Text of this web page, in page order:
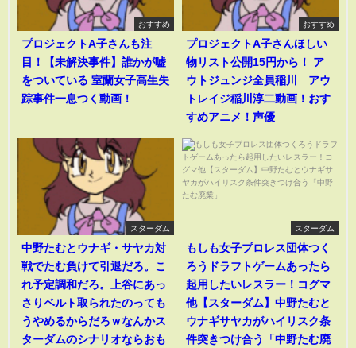
おすすめ
プロジェクトA子さんも注
目！【未解決事件】誰かが嘘
をついている 室蘭女子高生失
踪事件一息つく動画！
おすすめ
プロジェクトA子さんほしい
物リスト公開15円から！ ア
ウトジュンジ全員稲川 アウ
トレイジ稲川淳二動画！おす
すめアニメ！声優
スターダム
中野たむとウナギ・サヤカ対
戦でたむ負けて引退だろ。こ
れ予定調和だろ。上谷にあっ
さりベルト取られたのっても
うやめるからだろｗなんかス
ターダムのシナリオならおも
スターダム
もしも女子プロレス団体つく
ろうドラフトゲームあったら
起用したいレスラー！コグマ
他【スターダム】中野たむと
ウナギサヤカがハイリスク条
件突きつけ合う「中野たむ廃